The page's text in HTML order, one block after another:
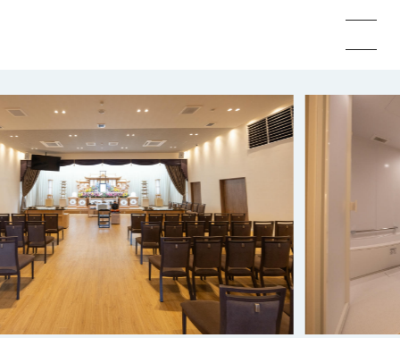
メモリードのお葬式について
葬儀の流れ
事例
施設案内